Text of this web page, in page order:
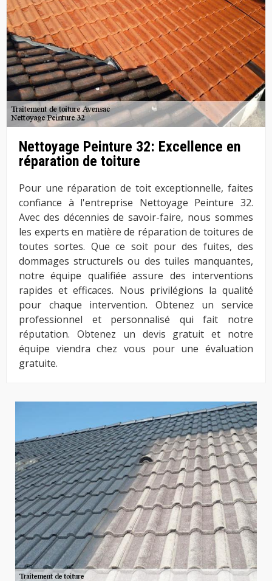
Nettoyage Peinture 32: Excellence en
réparation de toiture
Pour une réparation de toit exceptionnelle, faites
confiance à l'entreprise Nettoyage Peinture 32.
Avec des décennies de savoir-faire, nous sommes
les experts en matière de réparation de toitures de
toutes sortes. Que ce soit pour des fuites, des
dommages structurels ou des tuiles manquantes,
notre équipe qualifiée assure des interventions
rapides et efficaces. Nous privilégions la qualité
pour chaque intervention. Obtenez un service
professionnel et personnalisé qui fait notre
réputation. Obtenez un devis gratuit et notre
équipe viendra chez vous pour une évaluation
gratuite.